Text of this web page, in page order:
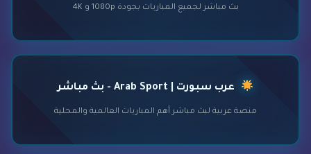
بث مباشر لجميع المباريات بجودة 1080p و 4K
عرب سبورت | Arab Sport - بث مباشر
منصة عربية لبث مباشر أهم المباريات العالمية والمحلية